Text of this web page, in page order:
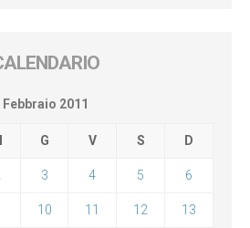
Febbraio 2011
G V S D
3 4 5 6
10 11 12 13